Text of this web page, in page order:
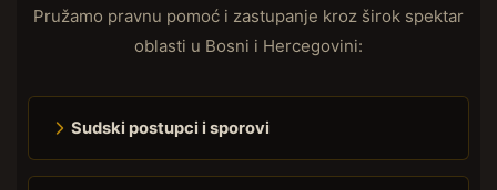
Pružamo pravnu pomoć i zastupanje kroz širok spektar
oblasti u Bosni i Hercegovini:
Sudski postupci i sporovi